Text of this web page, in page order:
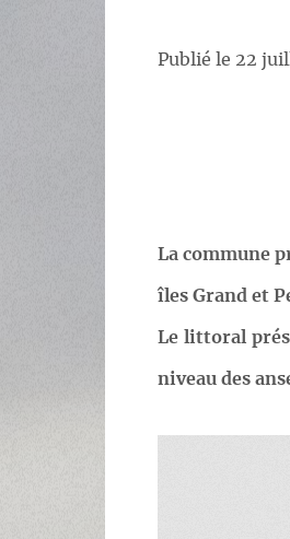
Publié le 22
La commune
îles Grand et
Le littoral
niveau des